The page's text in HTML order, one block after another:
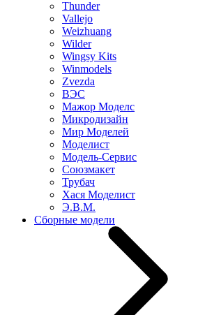
Thunder
Vallejo
Weizhuang
Wilder
Wingsy Kits
Winmodels
Zvezda
ВЭС
Мажор Моделс
Микродизайн
Мир Моделей
Моделист
Модель-Сервис
Союзмакет
Трубач
Хася Моделист
Э.В.М.
Сборные модели